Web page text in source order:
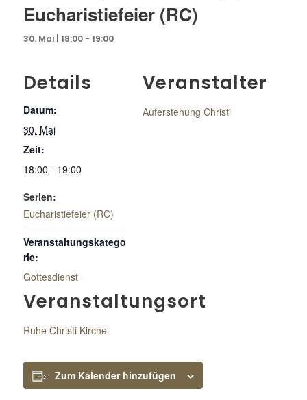
Eucharistiefeier (RC)
30. Mai | 18:00- 19:00
Details
Datum:
30. Mai
Zeit:
18:00 - 19:00
Serien:
Eucharistiefeier (RC)
Veranstaltungskatego
rie:
Gottesdienst
Veranstaltungsort
Ruhe Christi Kirche
Veranstalter
Auferstehung Christi
Zum Kalender hinzufügen